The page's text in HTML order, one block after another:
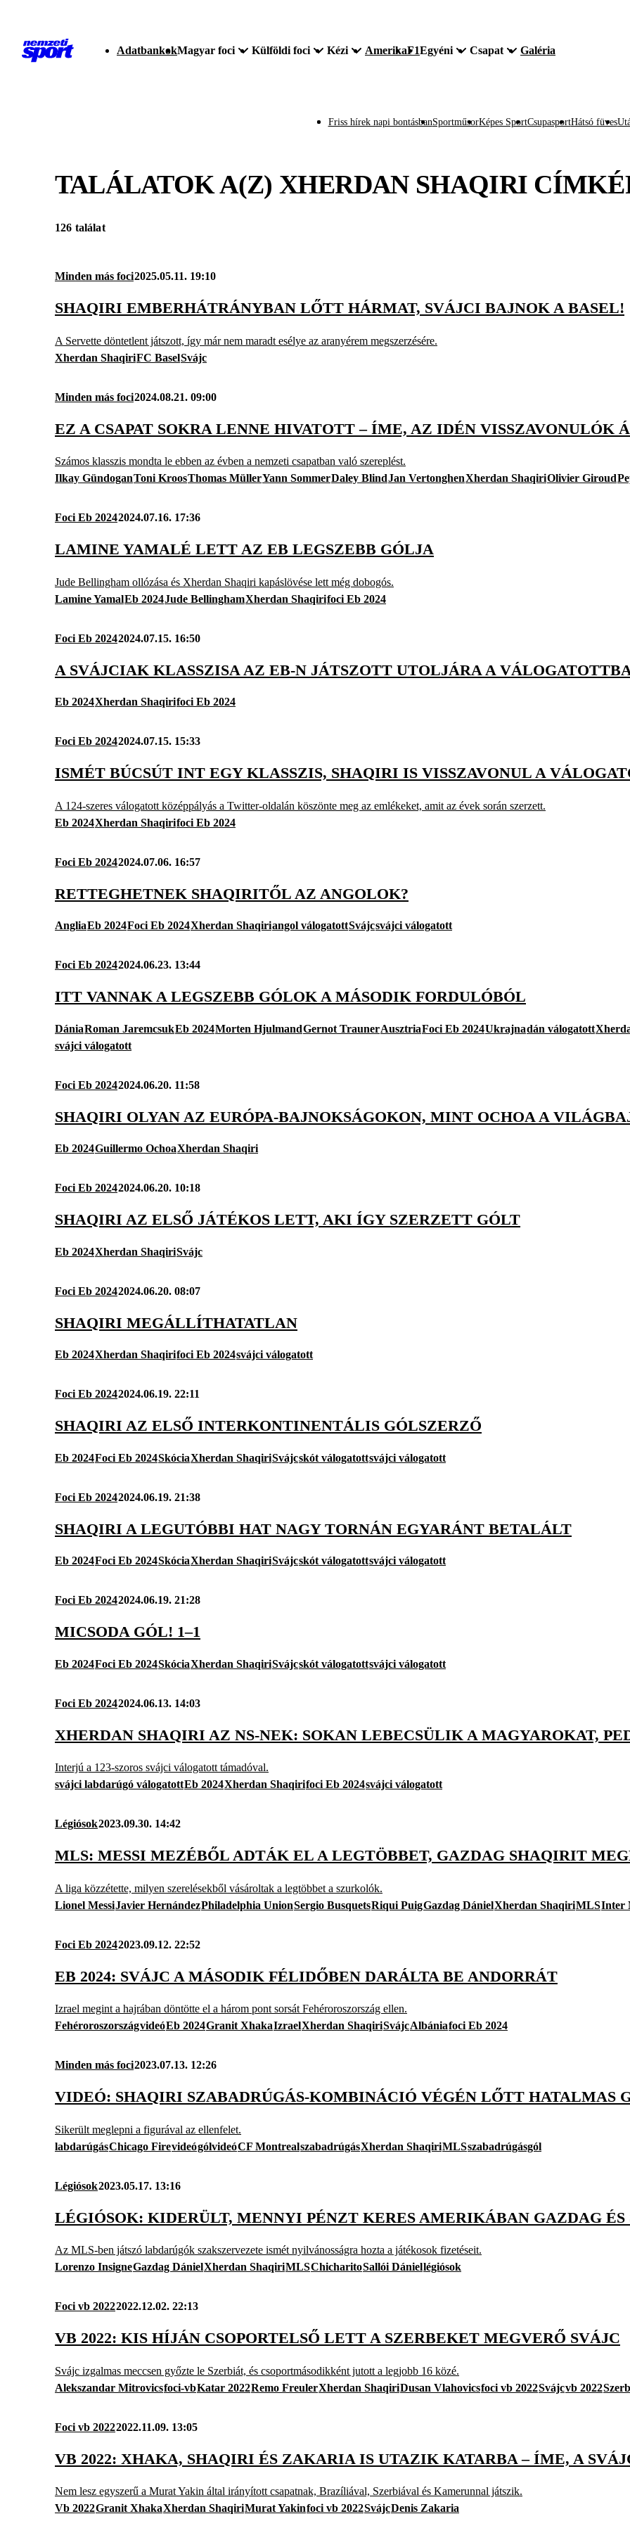
AdatbankokMagyar foci Külföldi foci Kézi AmerikaF1Egyéni Csapat Galéria
Friss hírek napi bontásbanSportműsorKépes SportCsupasportHátsó füves
TALÁLATOK A(Z) XHERDAN SHAQIRI
126 találat
Minden más foci2025.05.11. 19:10
SHAQIRI EMBERHÁTRÁNYBAN LŐTT HÁRMAT, SVÁJCI BAJNOK A BASEL!
A Servette döntetlent játszott, így már nem maradt esélye az aranyérem megszerzésére.
Xherdan ShaqiriFC BaselSvájc
Minden más foci2024.08.21. 09:00
EZ A CSAPAT SOKRA LENNE HIVATOTT – ÍME, AZ IDÉN VISSZAVONULÓK
Számos klasszis mondta le ebben az évben a nemzeti csapatban való szereplést.
Ilkay GündoganToni KroosThomas MüllerYann SommerDaley BlindJan VertonghenXherdan ShaqiriOlivier Giroud
Foci Eb 20242024.07.16. 17:36
LAMINE YAMALÉ LETT AZ EB LEGSZEBB GÓLJA
Jude Bellingham ollózása és Xherdan Shaqiri kapáslövése lett még dobogós.
Lamine YamalEb 2024Jude BellinghamXherdan Shaqirifoci Eb 2024
Foci Eb 20242024.07.15. 16:50
A SVÁJCIAK KLASSZISA AZ EB-N JÁTSZOTT UTOLJÁRA A
Eb 2024Xherdan Shaqirifoci Eb 2024
Foci Eb 20242024.07.15. 15:33
ISMÉT BÚCSÚT INT EGY KLASSZIS, SHAQIRI IS VISSZAVONUL A
A 124-szeres válogatott középpályás a Twitter-oldalán köszönte meg az emlékeket, amit az évek során szerzett.
Eb 2024Xherdan Shaqirifoci Eb 2024
Foci Eb 20242024.07.06. 16:57
RETTEGHETNEK SHAQIRITŐL AZ ANGOLOK?
AngliaEb 2024Foci Eb 2024Xherdan Shaqiriangol válogatottSvájcsvájci válogatott
Foci Eb 20242024.06.23. 13:44
ITT VANNAK A LEGSZEBB GÓLOK A MÁSODIK FORDULÓBÓL
DániaRoman JaremcsukEb 2024Morten HjulmandGernot TraunerAusztriaFoci Eb 2024Ukrajnadán válogatott
svájci válogatott
Foci Eb 20242024.06.20. 11:58
SHAQIRI OLYAN AZ EURÓPA-BAJNOKSÁGOKON, MINT OCHOA A
Eb 2024Guillermo OchoaXherdan Shaqiri
Foci Eb 20242024.06.20. 10:18
SHAQIRI AZ ELSŐ JÁTÉKOS LETT, AKI ÍGY SZERZETT GÓLT
Eb 2024Xherdan ShaqiriSvájc
Foci Eb 20242024.06.20. 08:07
SHAQIRI MEGÁLLÍTHATATLAN
Eb 2024Xherdan Shaqirifoci Eb 2024svájci válogatott
Foci Eb 20242024.06.19. 22:11
SHAQIRI AZ ELSŐ INTERKONTINENTÁLIS GÓLSZERZŐ
Eb 2024Foci Eb 2024SkóciaXherdan ShaqiriSvájcskót válogatottsvájci válogatott
Foci Eb 20242024.06.19. 21:38
SHAQIRI A LEGUTÓBBI HAT NAGY TORNÁN EGYARÁNT BETALÁLT
Eb 2024Foci Eb 2024SkóciaXherdan ShaqiriSvájcskót válogatottsvájci válogatott
Foci Eb 20242024.06.19. 21:28
MICSODA GÓL! 1–1
Eb 2024Foci Eb 2024SkóciaXherdan ShaqiriSvájcskót válogatottsvájci válogatott
Foci Eb 20242024.06.13. 14:03
XHERDAN SHAQIRI AZ NS-NEK: SOKAN LEBECSÜLIK A MAGYAROKAT,
Interjú a 123-szoros svájci válogatott támadóval.
svájci labdarúgó válogatottEb 2024Xherdan Shaqirifoci Eb 2024svájci válogatott
Légiósok2023.09.30. 14:42
MLS: MESSI MEZÉBŐL ADTÁK EL A LEGTÖBBET, GAZDAG SHAQIRIT
A liga közzétette, milyen szerelésekből vásároltak a legtöbbet a szurkolók.
Lionel MessiJavier HernándezPhiladelphia UnionSergio BusquetsRiqui PuigGazdag DánielXherdan ShaqiriMLSInter
Foci Eb 20242023.09.12. 22:52
EB 2024: SVÁJC A MÁSODIK FÉLIDŐBEN DARÁLTA BE ANDORRÁT
Izrael megint a hajrában döntötte el a három pont sorsát Fehéroroszország ellen.
FehéroroszországvideóEb 2024Granit XhakaIzraelXherdan ShaqiriSvájcAlbániafoci Eb 2024
Minden más foci2023.07.13. 12:26
VIDEÓ: SHAQIRI SZABADRÚGÁS-KOMBINÁCIÓ VÉGÉN LŐTT HATALMAS
Sikerült meglepni a figurával az ellenfelet.
labdarúgásChicago FirevideógólvideóCF MontrealszabadrúgásXherdan ShaqiriMLSszabadrúgásgól
Légiósok2023.05.17. 13:16
LÉGIÓSOK: KIDERÜLT, MENNYI PÉNZT KERES AMERIKÁBAN GAZDAG
Az MLS-ben játszó labdarúgók szakszervezete ismét nyilvánosságra hozta a játékosok fizetéseit.
Lorenzo InsigneGazdag DánielXherdan ShaqiriMLSChicharitoSallói Dániellégiósok
Foci vb 20222022.12.02. 22:13
VB 2022: KIS HÍJÁN CSOPORTELSŐ LETT A SZERBEKET MEGVERŐ SVÁJC
Svájc izgalmas meccsen győzte le Szerbiát, és csoportmásodikként jutott a legjobb 16 közé.
Alekszandar Mitrovicsfoci-vbKatar 2022Remo FreulerXherdan ShaqiriDusan Vlahovicsfoci vb 2022Svájcvb 2022
Foci vb 20222022.11.09. 13:05
VB 2022: XHAKA, SHAQIRI ÉS ZAKARIA IS UTAZIK KATARBA – ÍME, A
Nem lesz egyszerű a Murat Yakin által irányított csapatnak, Brazíliával, Szerbiával és Kamerunnal játszik.
Vb 2022Granit XhakaXherdan ShaqiriMurat Yakinfoci vb 2022SvájcDenis Zakaria